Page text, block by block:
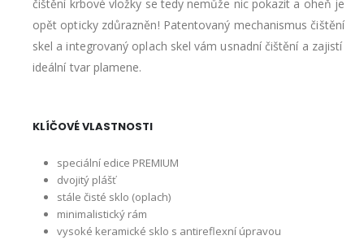
čištění krbové vložky se tedy nemůže nic pokazit a oheň je
opět opticky zdůrazněn! Patentovaný mechanismus čištění
skel a integrovaný oplach skel vám usnadní čištění a zajistí
ideální tvar plamene.
KLÍČOVÉ VLASTNOSTI
speciální edice PREMIUM
dvojitý plášť
stále čisté sklo (oplach)
minimalistický rám
vysoké keramické sklo s antireflexní úpravou